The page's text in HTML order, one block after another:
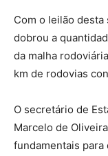
Com o leilão
dobrou a
da malha
km de rodovias
O secretário de
Marcelo de
fundamentais